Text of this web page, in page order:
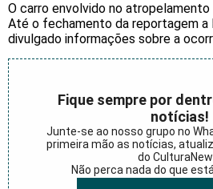
O carro envolvido no
Até o fechamento da reportagem a
divulgado informações sobre a
Fique sempre por
notícias!
Junte-se ao nosso grupo no
primeira mão as notícias,
do
Não perca nada do que